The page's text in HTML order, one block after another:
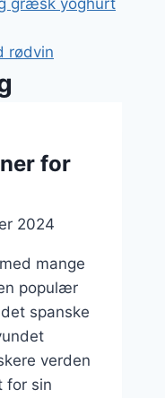
rødvin
for
2024
mange
populær
spanske
verden
for sin